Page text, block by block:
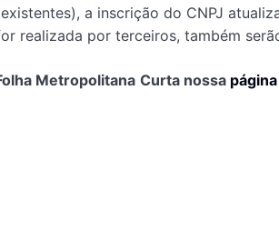
a inscrição do CNPJ
realizada por terceiros, também
Metropolitana Curta nossa